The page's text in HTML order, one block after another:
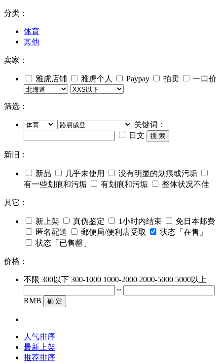
分类：
体育
其他
卖家：
雅虎店铺 雅虎个人 Paypay 拍卖 一口价
筛选：
关键词：
日文
搜 索
新旧：
新品 几乎未使用
没有明显的划痕或污垢
有一些划痕和污垢
有划痕和污垢 整体状况不佳
其它：
新上架 真伪鉴定 1小时内结束
免日本邮费
匿名配送
郵便局/便利店受取
状态「在售」
状态「已售罄」
价格：
不限 300以下 300-1000 1000-2000 2000-5000 5000以上
~
RMB
确 定
人气排序
最新上架
推荐排序